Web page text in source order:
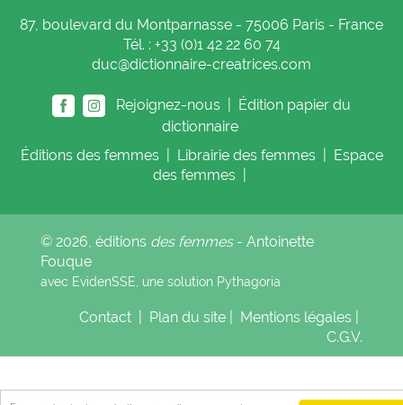
87, boulevard du Montparnasse - 75006 Paris - France
Tél. : +33 (0)1 42 22 60 74
duc@dictionnaire-creatrices.com
Rejoignez-nous |
Édition papier du
dictionnaire
Éditions des femmes Librairie des femmes
Espace
des femmes
© 2026, éditions des femmes- Antoinette
Fouque
avec EvidenSSE, une solution Pythagoria
Contact Plan du site Mentions légales
C.G.V.